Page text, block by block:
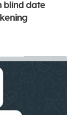
blind date